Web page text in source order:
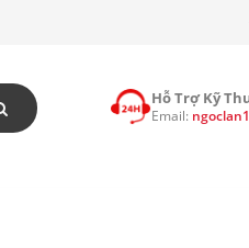
Hỗ Trợ Kỹ
Email: